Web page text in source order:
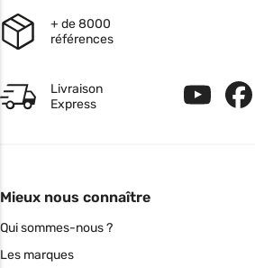
+ de 8000
références
Livraison
Express
Mieux nous connaître
Qui sommes-nous ?
Les marques